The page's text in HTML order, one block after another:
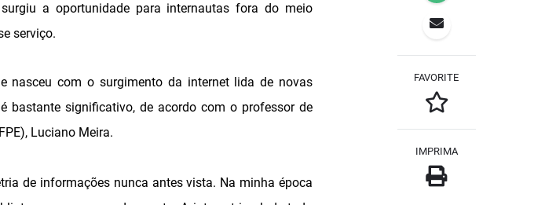
a oportunidade para internautas fora do meio
serviço.
nasceu com o surgimento da internet lida de novas
bastante significativo, de acordo com o professor de
Luciano Meira.
de informações nunca antes vista. Na minha época
FAVORITE
IMPRIMA